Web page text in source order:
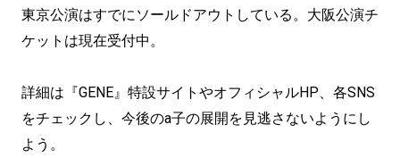
東京公演はすでにソールドアウトしている。大阪公演チ
ケットは現在受付中。
詳細は『GENE』特設サイトやオフィシャルHP、各SNS
をチェックし、今後のa子の展開を見逃さないようにし
よう。